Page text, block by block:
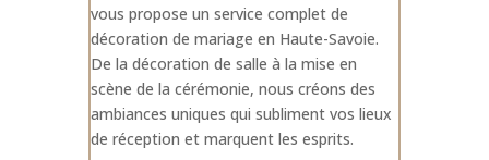
vous propose un service complet de
décoration de mariage en Haute-Savoie.
De la décoration de salle à la mise en
scène de la cérémonie, nous créons des
ambiances uniques qui subliment vos lieux
de réception et marquent les esprits.